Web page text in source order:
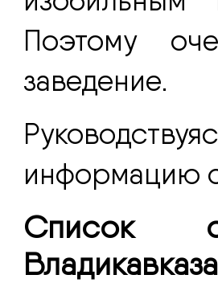
Поэтому
заведение.
информацию
Список
Владикавказа